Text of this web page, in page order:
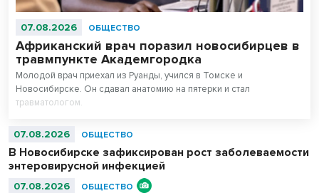
07.08.2026 ОБЩЕСТВО
Африканский врач поразил новосибирцев в
травмпункте Академгородка
Молодой врач приехал из Руанды, учился в Томске и
Новосибирске. Он сдавал анатомию на пятерки и стал
травматологом.
07.08.2026 ОБЩЕСТВО
В Новосибирске зафиксирован рост заболеваемости
энтеровирусной инфекцией
07.08.2026 ОБЩЕСТВО